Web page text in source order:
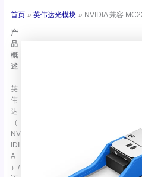
首页 英伟达光模块 NVIDIA 兼容
产
品
概
述
英
伟
达
（
NV
IDI
A
）/